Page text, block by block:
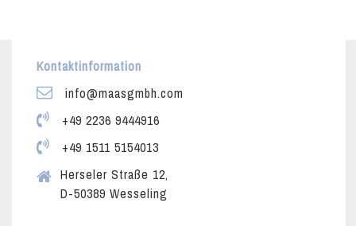
Kontaktinformation
info@maasgmbh.com
+49 2236 9444916
+49 1511 5154013
Herseler Straße 12,
D-50389 Wesseling